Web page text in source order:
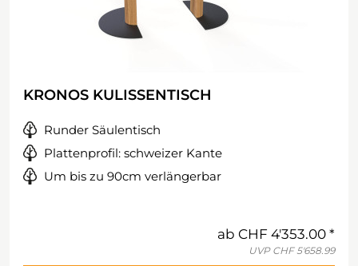
KRONOS KULISSENTISCH
Runder Säulentisch
Plattenprofil: schweizer Kante
Um bis zu 90cm verlängerbar
ab CHF 4'353.00
UVP CHF 5'658.99